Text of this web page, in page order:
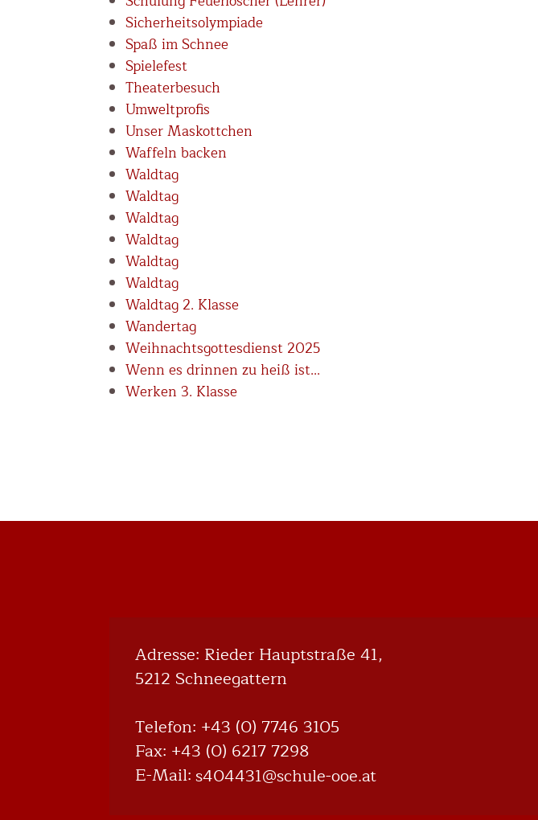
Sicherheitsolympiade
Spaß im Schnee
Spielefest
Theaterbesuch
Umweltprofis
Unser Maskottchen
Waffeln backen
Waldtag
Waldtag
Waldtag
Waldtag
Waldtag
Waldtag
Waldtag 2. Klasse
Wandertag
Weihnachtsgottesdienst 2025
Wenn es drinnen zu heiß ist...
Werken 3. Klasse
Adresse: Rieder Hauptstraße 41,
5212 Schneegattern
Telefon: +43 (0) 7746 3105
Fax: +43 (0) 6217 7298
E-Mail:
ta.eoo-eluhcs
@134404s